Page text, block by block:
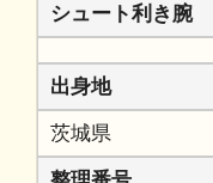
シュート利き腕
出身地
茨城県